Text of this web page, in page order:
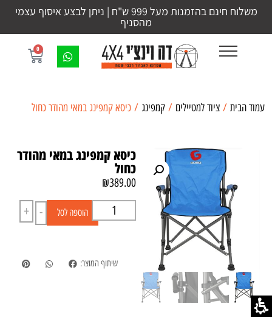
משלוח חינם בהזמנות מעל 999 ש"ח | ניתן לבצע איסוף עצמי
מהסניף
0
עמוד הבית / ציוד למטיילים / קמפינג / כיסא קמפינג במאי מהודר כחול
כיסא קמפינג במאי מהודר
כחול
₪389.00
-
+ הוספה לסל
שיתוף המוצר: